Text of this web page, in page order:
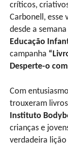
críticos,
Carbonell, esse
desde a
Educação
campanha
Desperte-o
Com
trouxeram
Instituto
crianças e
verdadeira